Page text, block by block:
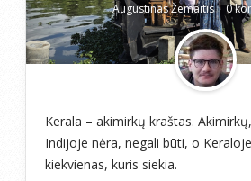
Augustinas Žemaitis|0
Kerala – akimirkų kraštas.
Indijoje nėra, negali būti, o
kiekvienas, kuris siekia.